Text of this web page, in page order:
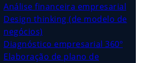
Análise financeira empresarial
Design thinking (de modelo de
negócios)
Diagnóstico empresarial 360º
Elaboração de plano de